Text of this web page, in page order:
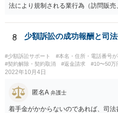
法により規制される業行為（訪問販
を守る必要があります。
8 少額訴訟の成功報酬と司
#少額訴訟サポート #本名・住所・電話番号
#契約解除・契約取消
#返金請求 #10〜50万
2022年10月4日
匿名A 弁護士
着手金がかからないのであれば、司